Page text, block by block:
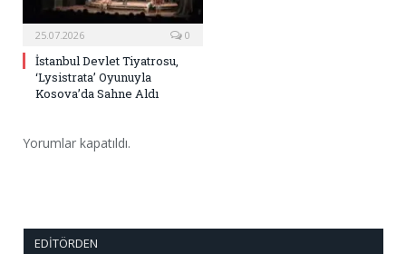
25.07.2026 0
İstanbul Devlet Tiyatrosu,
‘Lysistrata’ Oyunuyla
Kosova’da Sahne Aldı
Yorumlar kapatıldı.
EDITÖRDEN